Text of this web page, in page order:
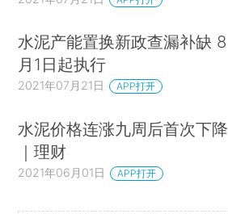
水泥产能置换新政查漏补缺 8
月1日起执行
2021年07月21日 APP打开
水泥价格连涨九周后首次下降
｜理财
2021年06月01日 APP打开